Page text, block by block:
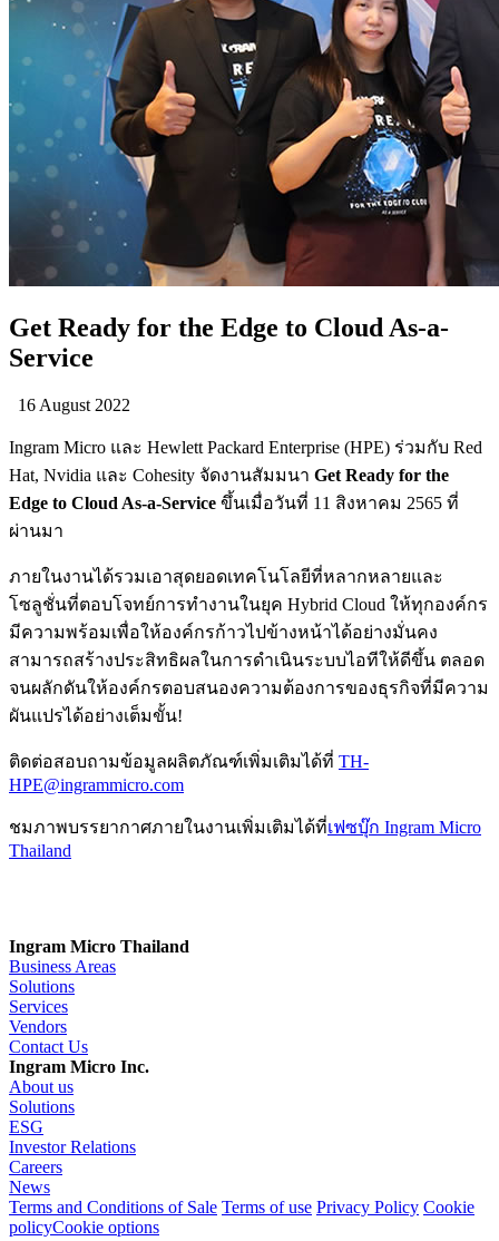
Get Ready for the Edge to Cloud As-a-
Service
16 August 2022
Ingram Micro และ Hewlett Packard Enterprise (HPE) ร่วมกับ Red
Hat, Nvidia และ Cohesity จัดงานสัมมนา Get Ready for the
Edge to Cloud As-a-Service ขึ้นเมื่อวันที่ 11 สิงหาคม 2565 ที่
ผ่านมา
ภายในงานได้รวมเอาสุดยอดเทคโนโลยีที่หลากหลายและ
โซลูชั่นที่ตอบโจทย์การทำงานในยุค Hybrid Cloud ให้ทุกองค์กร
มีความพร้อมเพื่อให้องค์กรก้าวไปข้างหน้าได้อย่างมั่นคง
สามารถสร้างประสิทธิผลในการดำเนินระบบไอทีให้ดีขึ้น ตลอด
จนผลักดันให้องค์กรตอบสนองความต้องการของธุรกิจที่มีความ
ผันแปรได้อย่างเต็มขั้น!
ติดต่อสอบถามข้อมูลผลิตภัณฑ์เพิ่มเติมได้ที่ TH-
HPE@ingrammicro.com
ชมภาพบรรยากาศภายในงานเพิ่มเติมได้ที่เฟซบุ๊ก Ingram Micro
Thailand
Ingram Micro Thailand
Business Areas
Solutions
Services
Vendors
Contact Us
Ingram Micro Inc.
About us
Solutions
ESG
Investor Relations
Careers
News
Terms and Conditions of Sale Terms of use Privacy Policy Cookie
policyCookie options